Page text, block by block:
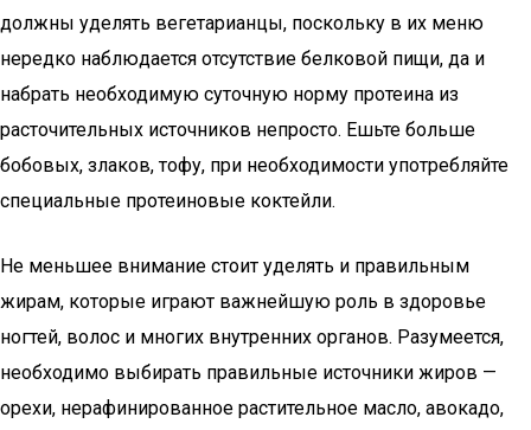
должны уделять вегетарианцы, поскольку в их меню
нередко наблюдается отсутствие белковой пищи, да и
набрать необходимую суточную норму протеина из
расточительных источников непросто. Ешьте больше
бобовых, злаков, тофу, при необходимости употребляйте
специальные протеиновые коктейли.
Не меньшее внимание стоит уделять и правильным
жирам, которые играют важнейшую роль в здоровье
ногтей, волос и многих внутренних органов. Разумеется,
необходимо выбирать правильные источники жиров —
орехи, нерафинированное растительное масло, авокадо,